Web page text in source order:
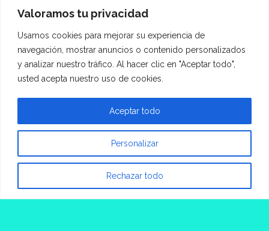
Valoramos tu privacidad
Usamos cookies para mejorar su experiencia de
navegación, mostrar anuncios o contenido personalizados
y analizar nuestro tráfico. Al hacer clic en "Aceptar todo",
usted acepta nuestro uso de cookies.
Personalizar
Rechazar todo
Aceptar todo
Inicio Entrevistas
Guía Gastronómica
Contacto